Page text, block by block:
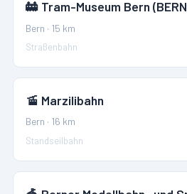
🚋 Tram-Museum Bern
Bern · 15 km
Straßenbahn
🚡 Marzilibahn
Bern · 16 km
Standseilbahn